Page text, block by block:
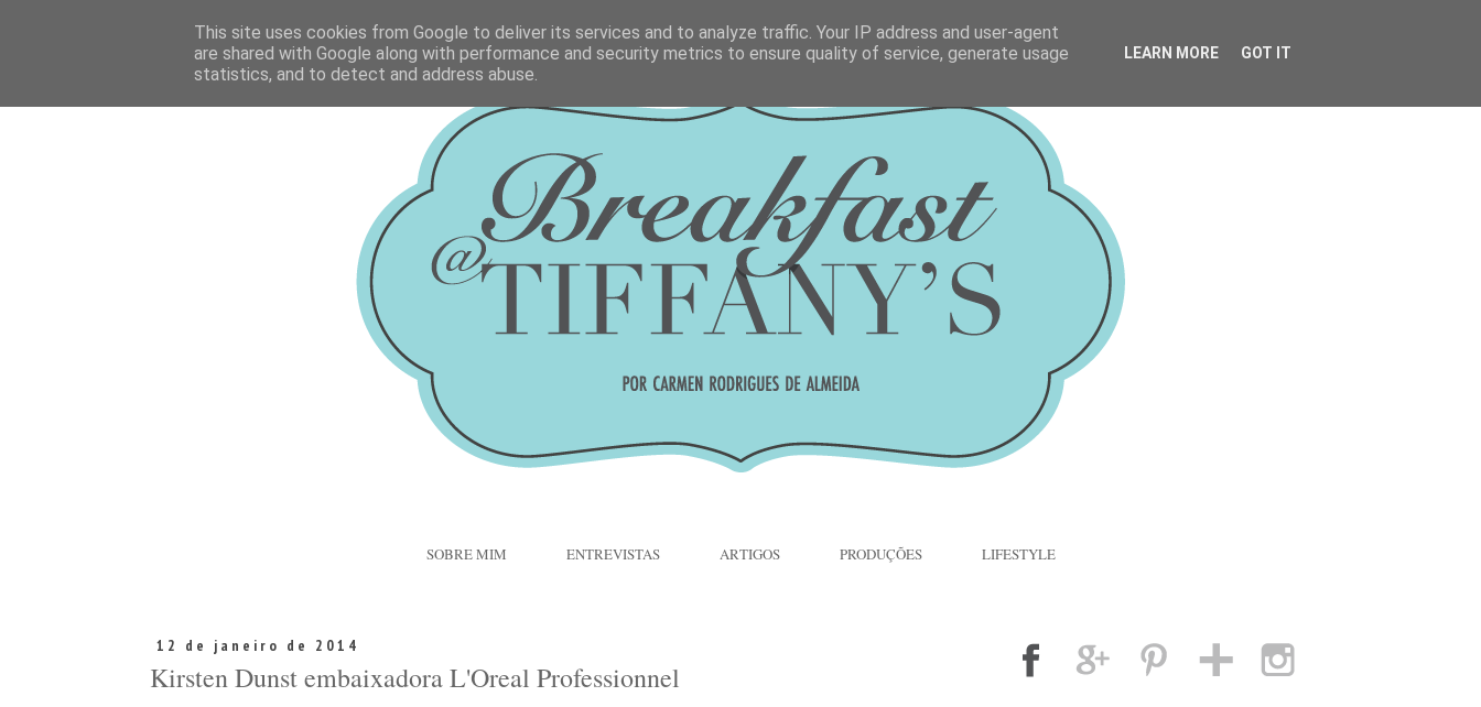
SOBRE MIM ENTREVISTAS ARTIGOS PRODUÇÕES LIFESTYLE
12 de janeiro de 2014
Kirsten Dunst embaixadora L'Oreal Professionnel
This site uses cookies from Google to deliver its services and to analyze traffic. Your IP address and user-agent
are shared with Google along with performance and security metrics to ensure quality of service, generate usage
statistics, and to detect and address abuse.
LEARN MORE GOT IT